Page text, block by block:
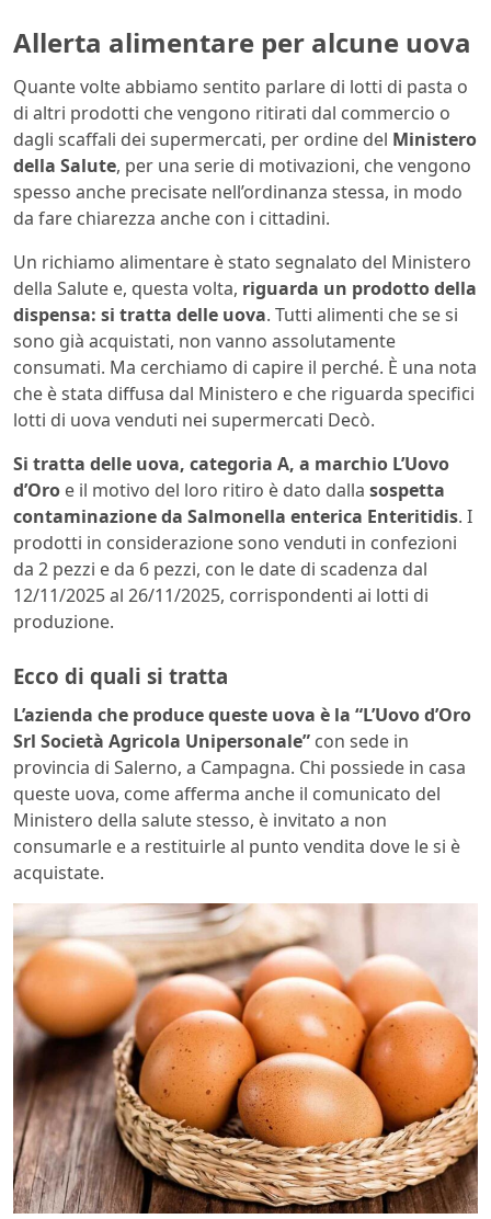
Allerta alimentare per alcune uova
Quante volte abbiamo sentito parlare di lotti di pasta o
di altri prodotti che vengono ritirati dal commercio o
dagli scaffali dei supermercati, per ordine del Ministero
della Salute, per una serie di motivazioni, che vengono
spesso anche precisate nell’ordinanza stessa, in modo
da fare chiarezza anche con i cittadini.
Un richiamo alimentare è stato segnalato del Ministero
della Salute e, questa volta, riguarda un prodotto della
dispensa: si tratta delle uova. Tutti alimenti che se si
sono già acquistati, non vanno assolutamente
consumati. Ma cerchiamo di capire il perché. È una nota
che è stata diffusa dal Ministero e che riguarda specifici
lotti di uova venduti nei supermercati Decò.
Si tratta delle uova, categoria A, a marchio L’Uovo
d’Oro e il motivo del loro ritiro è dato dalla sospetta
contaminazione da Salmonella enterica Enteritidis. I
prodotti in considerazione sono venduti in confezioni
da 2 pezzi e da 6 pezzi, con le date di scadenza dal
12/11/2025 al 26/11/2025, corrispondenti ai lotti di
produzione.
Ecco di quali si tratta
L’azienda che produce queste uova è la “L’Uovo d’Oro
Srl Società Agricola Unipersonale” con sede in
provincia di Salerno, a Campagna. Chi possiede in casa
queste uova, come afferma anche il comunicato del
Ministero della salute stesso, è invitato a non
consumarle e a restituirle al punto vendita dove le si è
acquistate.